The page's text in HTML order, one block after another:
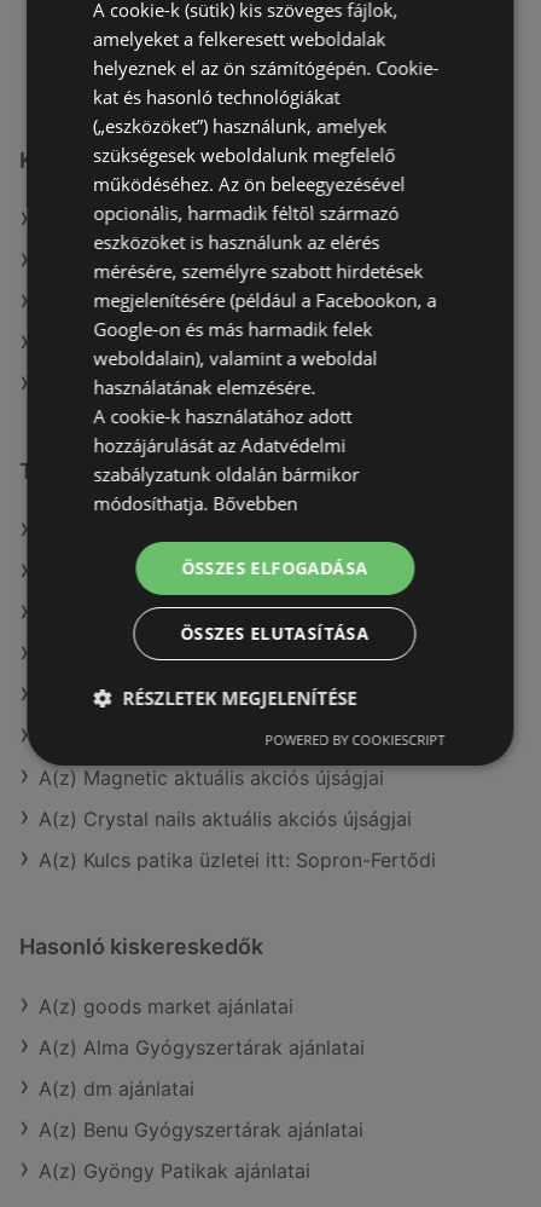
hétfő - péntek 07:30 -16:30
szombat
08:00-12:00
Kulcs patika üzletek itt:
Kulcs patika itt: Békéscsabai
Kulcs patika itt: Pápai
Kulcs patika itt: Dunakeszi
Kulcs patika itt: Monori
Kulcs patika itt: Hajdúszoboszlói
További linkek
A(z) Douglas ajánlatai
A(z) Rossmann ajánlatai
A(z) Gyöngy Patikak aktuális akciós újságjai
A(z) Rossmann aktuális akciós újságjai
A(z) Benu Gyógyszertárak aktuális akciós újságjai
A(z) Magnetic aktuális akciós újságjai
A(z) Crystal nails aktuális akciós újságjai
A(z) Kulcs patika üzletei itt: Sopron-Fertődi
Hasonló kiskereskedők
A(z) goods market ajánlatai
A(z) Alma Gyógyszertárak ajánlatai
A(z) dm ajánlatai
A(z) Benu Gyógyszertárak ajánlatai
A(z) Gyöngy Patikak ajánlatai
A cookie-k (sütik) kis szöveges fájlok,
amelyeket a felkeresett weboldalak
helyeznek el az ön számítógépén. Cookie-
kat és hasonló technológiákat
(„eszközöket”) használunk, amelyek
szükségesek weboldalunk megfelelő
működéséhez. Az ön beleegyezésével
opcionális, harmadik féltől származó
eszközöket is használunk az elérés
mérésére, személyre szabott hirdetések
megjelenítésére (például a Facebookon, a
Google-on és más harmadik felek
weboldalain), valamint a weboldal
használatának elemzésére.
A cookie-k használatához adott
hozzájárulását az Adatvédelmi
szabályzatunk oldalán bármikor
módosíthatja. Bővebben
ÖSSZES ELFOGADÁSA
ÖSSZES ELUTASÍTÁSA
RÉSZLETEK MEGJELENÍTÉSE
POWERED BY COOKIESCRIPT